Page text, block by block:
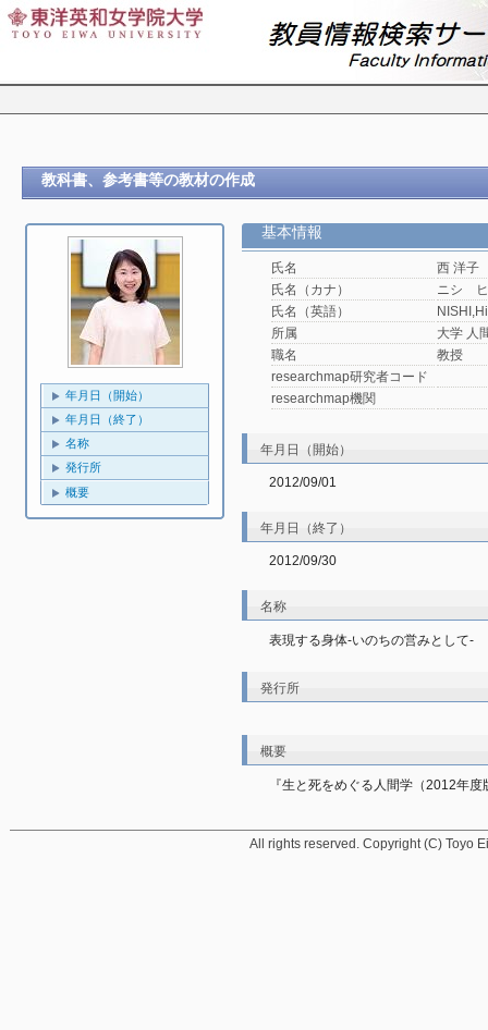
教科書、参考書等の教材の作成
年月日（開始）
年月日（終了）
名称
発行所
概要
基本情報
氏名
西 洋子
氏名（カナ）
ニシ
氏名（英語）
所属
大学 人
職名
教授
researchmap研究者コード
researchmap機関
年月日（開始）
2012/09/01
年月日（終了）
2012/09/30
名称
表現する身体-いのちの営みとして-
発行所
概要
『生と死をめぐる人間学（2012年